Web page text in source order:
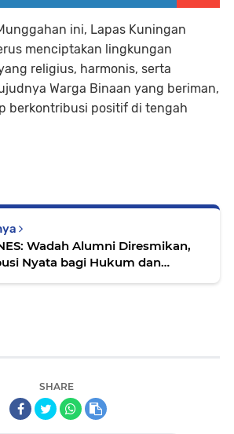
ini, Lapas Kuningan
menciptakan lingkungan
religius, harmonis, serta
Warga Binaan yang beriman,
berkontribusi positif di tengah
Wadah Alumni Diresmikan,
Nyata bagi Hukum dan
SHARE